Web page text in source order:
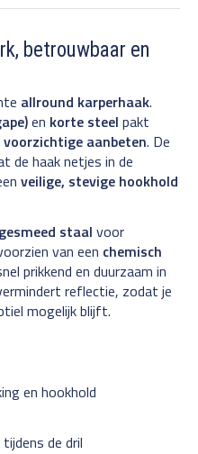
betrouwbaar en
allround karperhaak.
en korte steel pakt
voorzichtige aanbeten. De
de haak netjes in de
veilige, stevige hookhold
staal voor
van een chemisch
prikkend en duurzaam in
reflectie, zodat je
mogelijk blijft.
en hookhold
de dril